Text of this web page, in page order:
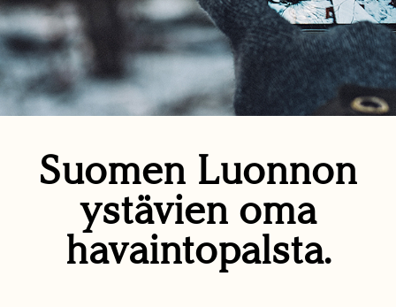
Suomen Luonnon
ystävien oma
havaintopalsta.